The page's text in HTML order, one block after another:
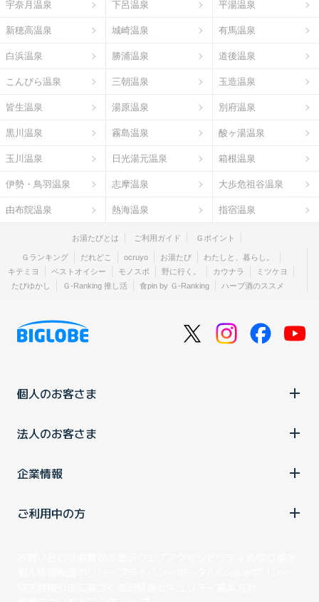
宇奈月温泉 下呂温泉 平湯温泉
新穂高温泉 城崎温泉 有馬温泉
白浜温泉 勝浦温泉 道後温泉
こんぴら温泉 三朝温泉 玉造温泉
皆生温泉 湯原温泉 別府温泉
黒川温泉 霧島温泉 酸ヶ湯温泉
玉川温泉 日光湯元温泉 箱根温泉
伊勢・鳥羽温泉 志摩温泉 大歩危祖谷温泉
由布院温泉 熱海温泉 指宿温泉
お湯たびとは ご利用ガイド Ｇポイント
Ｇランキング だれどこ ocruyo お湯たび
わたしと、暮らし。
キテミヨ
ベストオイシー モノスポ 野に行く。 カウナラ
ミツケヨ
たびゆかし
Ｇ-Ranking 推し活 食pin by Ｇ-Ranking ハーブ酒のススメ
個人のお客さま
法人のお客さま
企業情報
ご利用中の方